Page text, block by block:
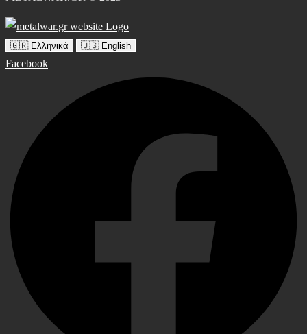
🇬🇷 Ελληνικά 🇺🇸 English
Facebook